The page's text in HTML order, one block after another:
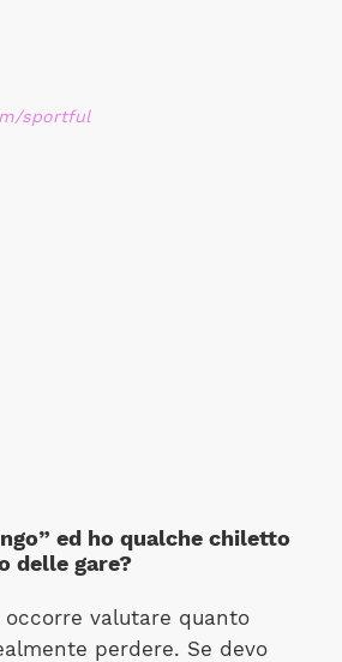
sportful
ed ho qualche chiletto
delle gare?
occorre valutare quanto
perdere. Se devo